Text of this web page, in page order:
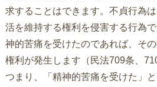
求することはできます。不貞行為
活を維持する権利を侵害する行為
神的苦痛を受けたのであれば、そ
権利が発生します（民法709条、
つまり、「精神的苦痛を受けた」